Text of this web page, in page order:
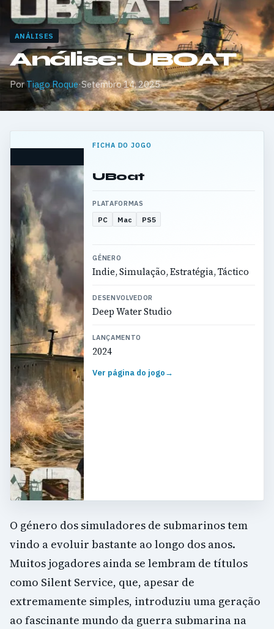
ANÁLISES
Análise: UBOAT
PorTiago Roque·Setembro 14, 2025
FICHA DO JOGO
UBoat
PLATAFORMAS
PC Mac PS5
GÉNERO
Indie, Simulação, Estratégia, Táctico
DESENVOLVEDOR
Deep Water Studio
LANÇAMENTO
2024
Ver página do jogo→
O género dos simuladores de submarinos tem
vindo a evoluir bastante ao longo dos anos.
Muitos jogadores ainda se lembram de títulos
como Silent Service, que, apesar de
extremamente simples, introduziu uma geração
ao fascinante mundo da guerra submarina na